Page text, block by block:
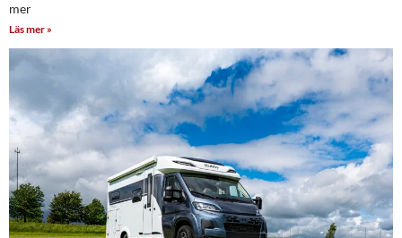
mer
Läs mer »